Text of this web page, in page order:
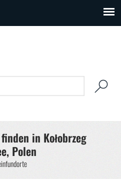
in Kołobrzeg
Polen